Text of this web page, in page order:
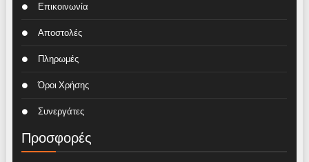
Επικοινωνία
Αποστολές
Πληρωμές
Όροι Χρήσης
Συνεργάτες
Προσφορές